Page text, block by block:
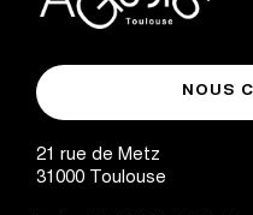
musée
des
de
NOUS
21 rue de Metz
31000 Toulouse